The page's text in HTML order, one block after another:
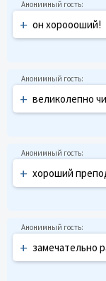
+ он хороооший!
+ великолепно
+ хороший
+ замечательно